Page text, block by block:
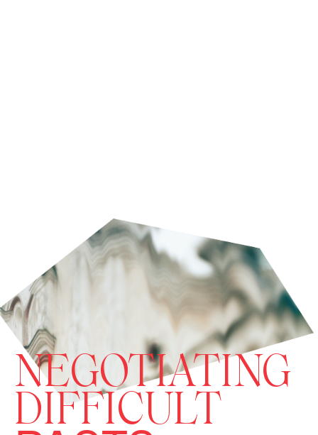
NEGOTIATING
DIFFICULT